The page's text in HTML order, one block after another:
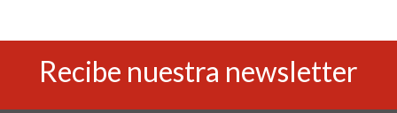
Recibe nuestra newsletter